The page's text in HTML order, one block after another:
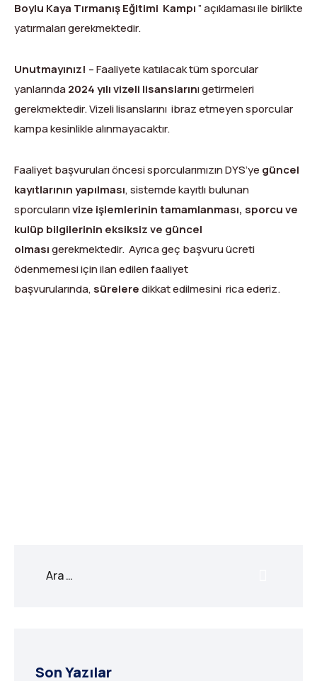
Boylu Kaya Tırmanış Eğitimi Kampı” açıklaması ile birlikte
yatırmaları gerekmektedir.
Unutmayınız! – Faaliyete katılacak tüm sporcular
yanlarında2024 yılı vizeli lisanslarını getirmeleri
gerekmektedir. Vizeli lisanslarını ibraz etmeyen sporcular
kampa kesinlikle alınmayacaktır.
Faaliyet başvuruları öncesi sporcularımızın DYS’ye güncel
kayıtlarının yapılması, sistemde kayıtlı bulunan
sporcularınvize işlemlerinin tamamlanması, sporcu ve
kulüp bilgilerinin eksiksiz ve güncel
olmasıgerekmektedir. Ayrıca geç başvuru ücreti
ödenmemesi için ilan edilen faaliyet
başvurularında, süreleredikkat edilmesini rica ederiz.
Son Yazılar